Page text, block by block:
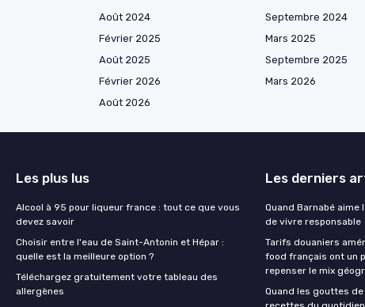
Août 2024 Septembre 2024
Février 2025 Mars 2025
Août 2025 Septembre 2025
Février 2026 Mars 2026
Août 2026
Les plus lus
Alcool à 95 pour liqueur france : tout ce que vous
devez savoir
Choisir entre l'eau de Saint-Antonin et Hépar :
quelle est la meilleure option ?
Téléchargez gratuitement votre tableau des
allergènes
Les derniers
Quand Barnabé
de vivre responsable
Tarifs douaniers
food français ont un
repenser le mix
Quand les gouttes